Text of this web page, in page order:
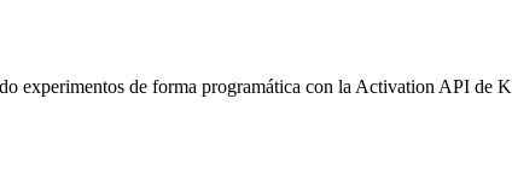
experimentos de forma programática con la Activation API de